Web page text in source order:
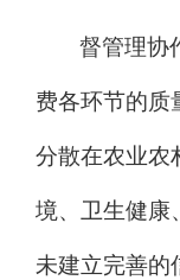
督管理协
费各环节的质
分散在农业农
境、卫生健康
未建立完善的